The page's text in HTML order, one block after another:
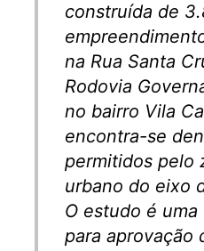
construída de
na Rua Santa
Rodovia
no bairro Vila
encontra-se
permitidos pelo
urbano do eixo
O estudo é
para aprovação